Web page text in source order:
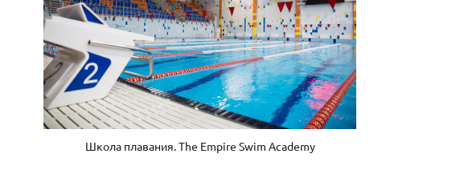
Школа плавания. The Empire Swim Academy